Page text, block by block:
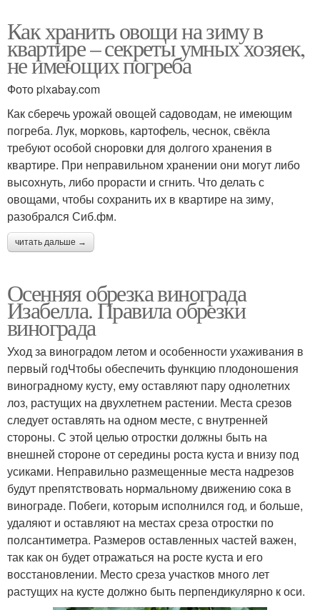
Как хранить овощи на зиму в
квартире – секреты умных хозяек,
не имеющих погреба
Фото pixabay.com
Как сберечь урожай овощей садоводам, не имеющим
погреба. Лук, морковь, картофель, чеснок, свёкла
требуют особой сноровки для долгого хранения в
квартире. При неправильном хранении они могут либо
высохнуть, либо прорасти и сгнить. Что делать с
овощами, чтобы сохранить их в квартире на зиму,
разобрался Сиб.фм.
читать дальше →
Осенняя обрезка винограда
Изабелла. Правила обрезки
винограда
Уход за виноградом летом и особенности ухаживания в
первый годЧтобы обеспечить функцию плодоношения
виноградному кусту, ему оставляют пару однолетних
лоз, растущих на двухлетнем растении. Места срезов
следует оставлять на одном месте, с внутренней
стороны. С этой целью отростки должны быть на
внешней стороне от середины роста куста и внизу под
усиками. Неправильно размещенные места надрезов
будут препятствовать нормальному движению сока в
винограде. Побеги, которым исполнился год, и больше,
удаляют и оставляют на местах среза отростки по
полсантиметра. Размеров оставленных частей важен,
так как он будет отражаться на росте куста и его
восстановлении. Место среза участков много лет
растущих на кусте должно быть перпендикулярно к оси.